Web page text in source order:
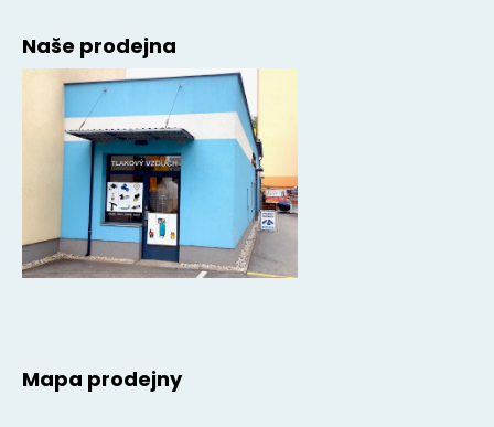
Naše prodejna
Mapa prodejny